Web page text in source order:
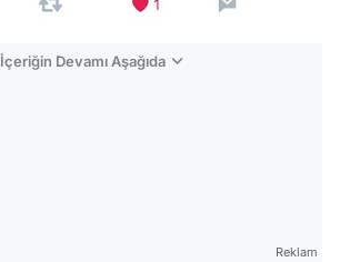
İçeriğin Devamı Aşağıda
Reklam